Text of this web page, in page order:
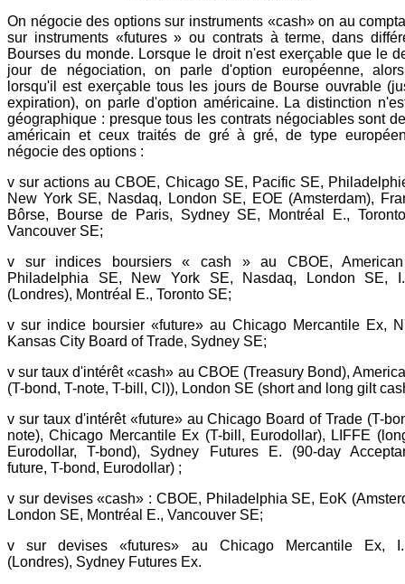
On négocie des options sur instruments «cash» on au
sur instruments «futures » ou contrats à terme, dans
Bourses du monde. Lorsque le droit n'est exerçable que le
jour de négociation, on parle d'option européenne,
lorsqu'il est exerçable tous les jours de Bourse ouvrable
expiration), on parle d'option américaine. La distinction
géographique : presque tous les contrats négociables sont
américain et ceux traités de gré à gré, de type
négocie des options :
v sur actions au CBOE, Chicago SE, Pacific SE,
New York SE, Nasdaq, London SE, EOE (Amsterdam),
Bôrse, Bourse de Paris, Sydney SE, Montréal E.,
Vancouver SE;
v sur indices boursiers « cash » au CBOE,
Philadelphia SE, New York SE, Nasdaq, London SE,
(Londres), Montréal E., Toronto SE;
v sur indice boursier «future» au Chicago Mercantile Ex,
Kansas City Board of Trade, Sydney SE;
v sur taux d'intérêt «cash» au CBOE (Treasury Bond),
(T-bond, T-note, T-bill, Cl)), London SE (short and long gilt
v sur taux d'intérêt «future» au Chicago Board of Trade (T-
note), Chicago Mercantile Ex (T-bill, Eurodollar), LIFFE
Eurodollar, T-bond), Sydney Futures E. (90-day
future, T-bond, Eurodollar) ;
v sur devises «cash» : CBOE, Philadelphia SE, EoK
London SE, Montréal E., Vancouver SE;
v sur devises «futures» au Chicago Mercantile Ex,
(Londres), Sydney Futures Ex.